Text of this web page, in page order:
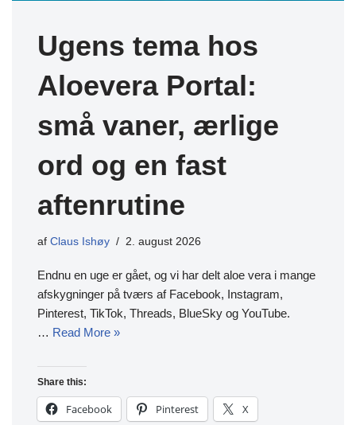
Ugens tema hos
Aloevera Portal:
små vaner, ærlige
ord og en fast
aftenrutine
af Claus Ishøy 2. august 2026
Endnu en uge er gået, og vi har delt aloe vera i mange
afskygninger på tværs af Facebook, Instagram,
Pinterest, TikTok, Threads, BlueSky og YouTube.
… Read More »
Share this:
Facebook Pinterest X